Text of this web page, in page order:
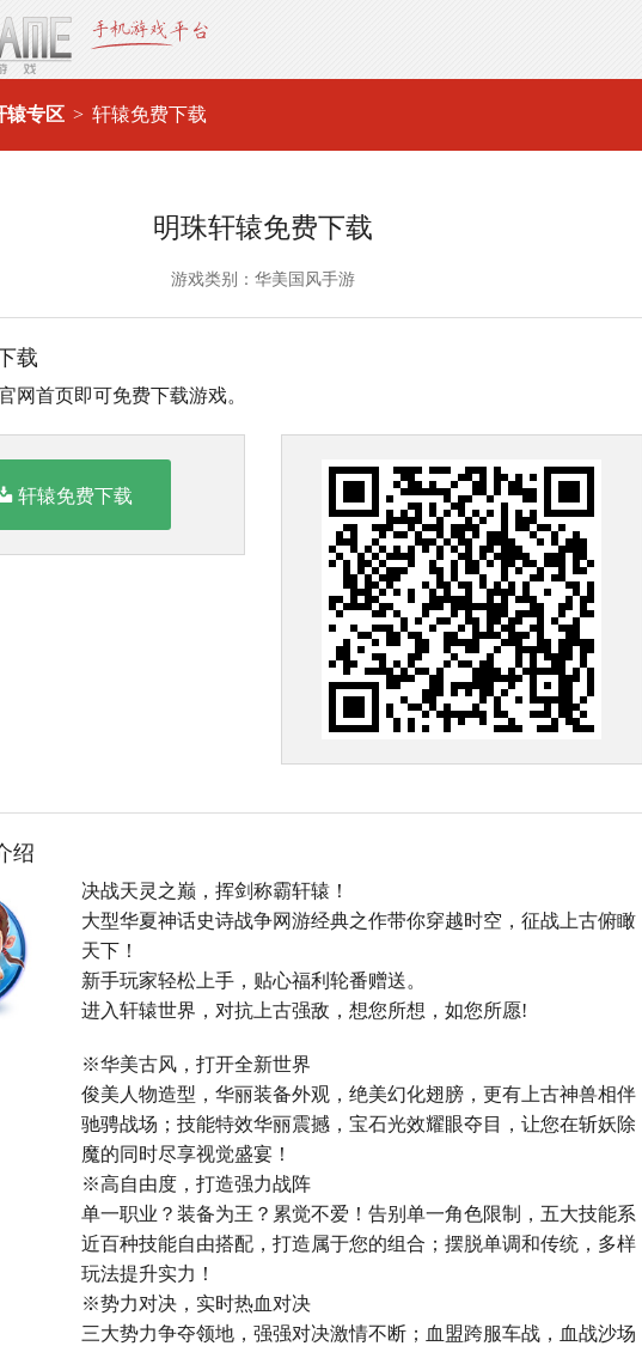
辕专区 轩辕免费下载
明珠轩辕免费下载
游戏类别：华美国风手游
载
网首页即可免费下载游戏。
轩辕免费下载
绍
决战天灵之巅，挥剑称霸轩辕！
大型华夏神话史诗战争网游经典之作带你穿越时空，征战上古俯瞰
天下！
新手玩家轻松上手，贴心福利轮番赠送。
进入轩辕世界，对抗上古强敌，想您所想，如您所愿!
※华美古风，打开全新世界
俊美人物造型，华丽装备外观，绝美幻化翅膀，更有上古神兽相伴
驰骋战场；技能特效华丽震撼，宝石光效耀眼夺目，让您在斩妖除
魔的同时尽享视觉盛宴！
※高自由度，打造强力战阵
单一职业？装备为王？累觉不爱！告别单一角色限制，五大技能系
近百种技能自由搭配，打造属于您的组合；摆脱单调和传统，多样
玩法提升实力！
※势力对决，实时热血对决
三大势力争夺领地，强强对决激情不断；血盟跨服车战，血战沙场